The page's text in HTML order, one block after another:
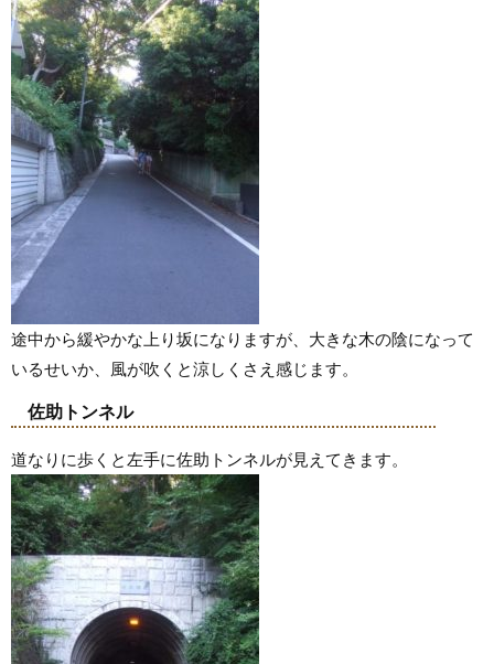
途中から緩やかな上り坂になりますが、大きな木の陰になって
いるせいか、風が吹くと涼しくさえ感じます。
佐助トンネル
道なりに歩くと左手に佐助トンネルが見えてきます。